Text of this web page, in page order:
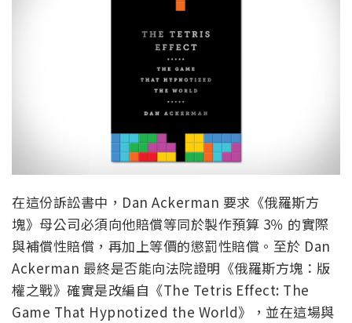
在這份訴訟書中，Dan Ackerman 要求《俄羅斯方
塊》母公司必須向他賠償等同於製作預算 3％ 的實際
與補償性賠償，再加上等價的懲罰性賠償。至於 Dan
Ackerman 最終是否能向法院證明《俄羅斯方塊：版
權之戰》確實是改編自《The Tetris Effect: The
Game That Hypnotized the World》，並在這場與